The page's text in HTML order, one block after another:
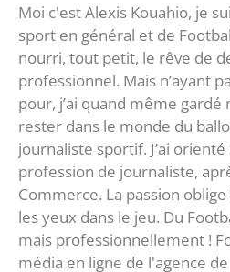
Moi c'est Alexis Kouahio, je
sport en général et de
nourri, tout petit, le rêve de
professionnel. Mais n’ayant
pour, j’ai quand même
rester dans le monde du
journaliste sportif. J’ai
profession de journaliste,
Commerce. La passion oblige
les yeux dans le jeu. Du
mais professionnellement !
média en ligne de l'agence